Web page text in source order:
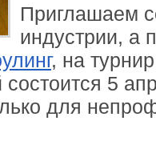
Приглашаем
индустрии, а
, на
состоится 5
для